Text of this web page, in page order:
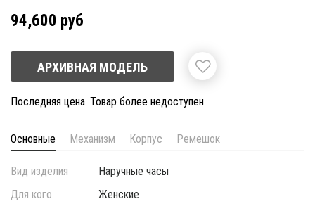
94,600 руб
АРХИВНАЯ МОДЕЛЬ
Последняя цена. Товар более недоступен
Основные Механизм Корпус Ремешок
Вид изделия
Наручные часы
Для кого
Женские